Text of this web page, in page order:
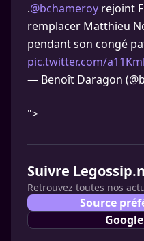
.@bchameroy rejoint
remplacer Matthieu
pendant son congé
pic.twitter.com/
— Benoît Daragon
">
Suivre
Retrouvez toutes nos
Source